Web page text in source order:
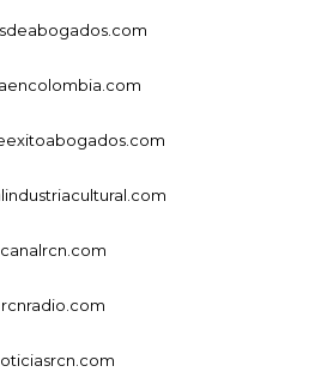
canalrcn.com
rcnradio.com